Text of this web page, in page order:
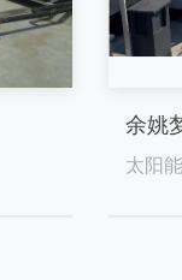
余姚
太阳